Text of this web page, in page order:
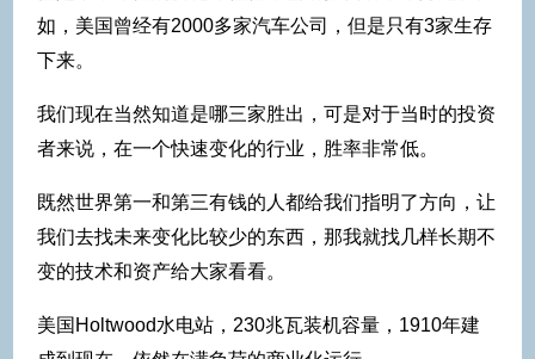
如，美国曾经有2000多家汽车公司，但是只有3家生存
下来。
我们现在当然知道是哪三家胜出，可是对于当时的投资
者来说，在一个快速变化的行业，胜率非常低。
既然世界第一和第三有钱的人都给我们指明了方向，让
我们去找未来变化比较少的东西，那我就找几样长期不
变的技术和资产给大家看看。
美国Holtwood水电站，230兆瓦装机容量，1910年建